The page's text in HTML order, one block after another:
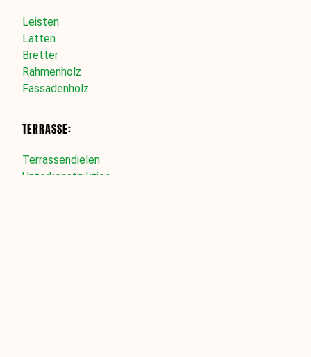
Leisten
Latten
Bretter
Rahmenholz
Fassadenholz
TERRASSE:
Terrassendielen
Unterkonstruktion